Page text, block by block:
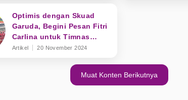
Optimis dengan Skuad
Garuda, Begini Pesan Fitri
Carlina untuk Timnas
Indonesia
Artikel 20 November 2024
Muat Konten Berikutnya